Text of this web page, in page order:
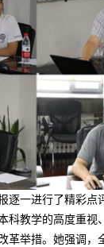
逐一进行了精彩点
科教学的高度重视
革举措。她强调，